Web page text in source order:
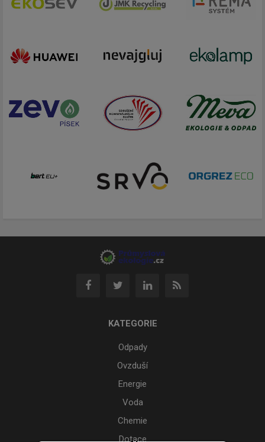
KATEGORIE
Odpady
Ovzduší
Energie
Voda
Chemie
Dotace